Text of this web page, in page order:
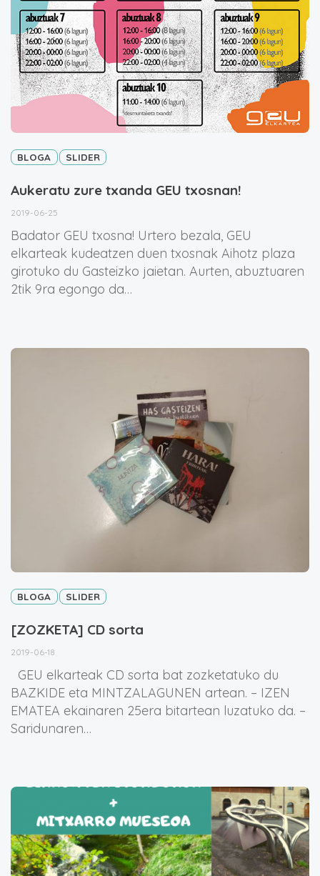
BLOGA SLIDER
Aukeratu zure txanda GEU txosnan!
2019-06-25
Badator GEU txosna! Urtero bezala, GEU
elkarteak kudeatzen duen txosnak Aihotz plaza
girotuko du Gasteizko jaietan. Aurten, abuztuaren
2tik 9ra egongo da…
BLOGA SLIDER
[ZOZKETA] CD sorta
2019-06-18
GEU elkarteak CD sorta bat zozketatuko du
BAZKIDE eta MINTZALAGUNEN artean. – IZEN
EMATEA ekainaren 25era bitartean luzatuko da. –
Saridunaren…